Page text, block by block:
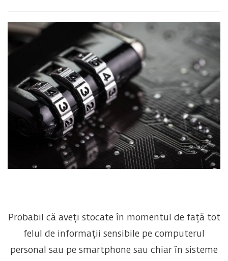
Probabil că aveți stocate în momentul de față tot
felul de informații sensibile pe computerul
personal sau pe smartphone sau chiar în sisteme